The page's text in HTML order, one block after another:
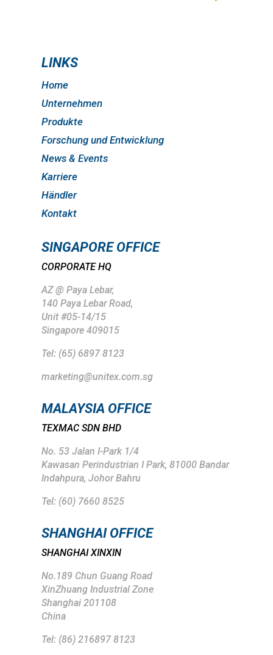
LINKS
Home
Unternehmen
Produkte
Forschung und Entwicklung
News & Events
Karriere
Händler
Kontakt
SINGAPORE OFFICE
CORPORATE HQ
AZ @ Paya Lebar,
140 Paya Lebar Road,
Unit #05-14/15
Singapore 409015
Tel: (65) 6897 8123
marketing@unitex.com.sg
MALAYSIA OFFICE
TEXMAC SDN BHD
No. 53 Jalan I-Park 1/4
Kawasan Perindustrian I Park, 81000 Bandar
Indahpura, Johor Bahru
Tel: (60) 7660 8525
SHANGHAIOFFICE
SHANGHAI XINXIN
No.189 Chun Guang Road
XinZhuang Industrial Zone
Shanghai 201108
China
Tel: (86) 216897 8123